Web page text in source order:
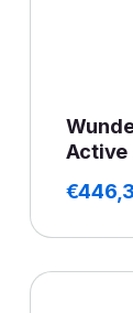
Active
€